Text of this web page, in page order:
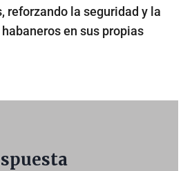
reforzando la seguridad y la
en sus propias